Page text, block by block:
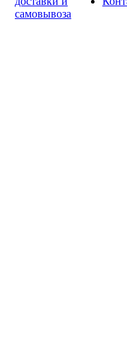
самовывоза